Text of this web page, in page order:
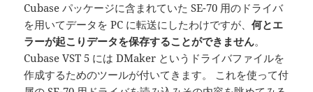
Cubase パッケージに含まれていた SE-70 用のドライバ
を用いてデータを PC に転送にしたわけですが、何とエ
ラーが起こりデータを保存することができません。
Cubase VST 5 には DMaker というドライバファイルを
作成するためのツールが付いてきます。 これを使って付